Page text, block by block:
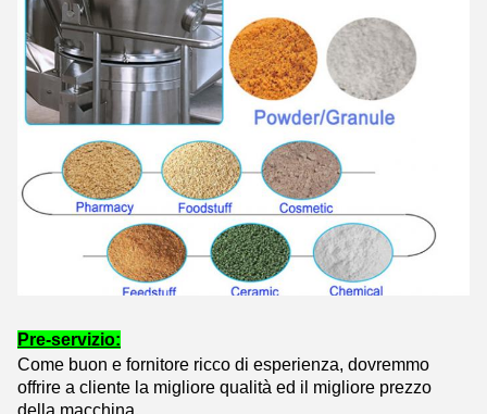
Pre-servizio:
Come buon e fornitore ricco di esperienza, dovremmo
offrire a cliente la migliore qualità ed il migliore prezzo
della macchina.